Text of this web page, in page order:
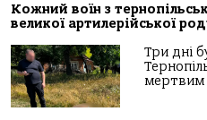
Кожний воїн з
великої артилерійської
Три дні
мертвим